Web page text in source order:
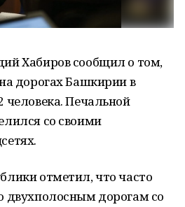
Хабиров сообщил о том,
дорогах Башкирии в
человека. Печальной
со своими
отметил, что часто
двухполосным дорогам со